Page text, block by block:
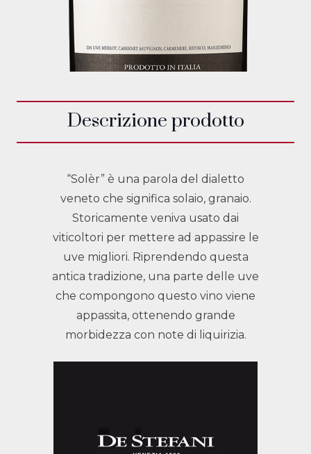
Descrizione prodotto
“Solèr” è una parola del dialetto
veneto che significa solaio, granaio.
Storicamente veniva usato dai
viticoltori per mettere ad appassire le
uve migliori. Riprendendo questa
antica tradizione, una parte delle uve
che compongono questo vino viene
appassita, ottenendo grande
morbidezza con note di liquirizia.